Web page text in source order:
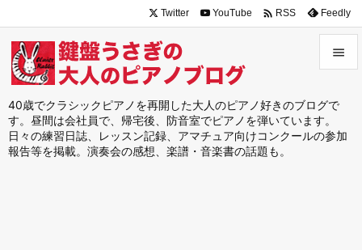
40歳でクラシックピアノを再開した大人のピアノ好きのブログで
す。昼間は会社員で、帰宅後、防音室でピアノを弾いています。
日々の練習日誌、レッスン記録、アマチュア向けコンクールの参加
報告等を掲載。演奏会の感想、楽譜・音楽書の話題も。

メニュ

サイド
Twitter YouTube  RSS Feedly